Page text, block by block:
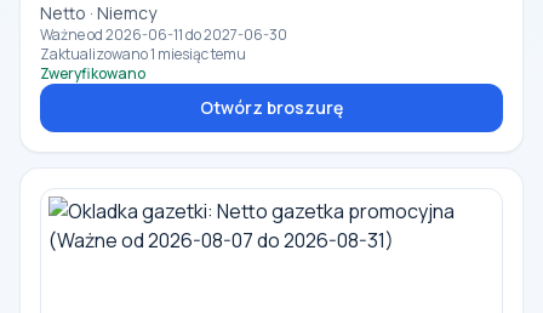
Netto · Niemcy
Ważne od 2026-06-11 do 2027-06-30
Zaktualizowano 1 miesiąc temu
Zweryfikowano
Otwórz broszurę